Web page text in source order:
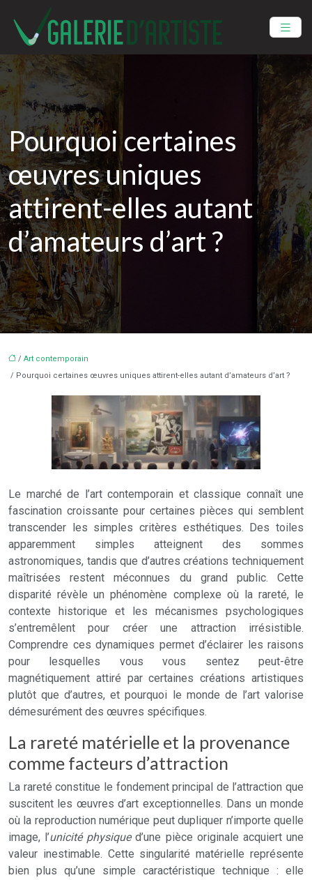
Pourquoi certaines
œuvres uniques
attirent-elles autant
d’amateurs d’art ?
/ Art contemporain
/ Pourquoi certaines œuvres uniques attirent-elles autant d’amateurs d’art ?
Le marché de l’art contemporain et classique connaît une
fascination croissante pour certaines pièces qui semblent
transcender les simples critères esthétiques. Des toiles
apparemment simples atteignent des sommes
astronomiques, tandis que d’autres créations techniquement
maîtrisées restent méconnues du grand public. Cette
disparité révèle un phénomène complexe où la rareté, le
contexte historique et les mécanismes psychologiques
s’entremêlent pour créer une attraction irrésistible.
Comprendre ces dynamiques permet d’éclairer les raisons
pour lesquelles vous vous sentez peut-être
magnétiquement attiré par certaines créations artistiques
plutôt que d’autres, et pourquoi le monde de l’art valorise
démesurément des œuvres spécifiques.
La rareté matérielle et la provenance
comme facteurs d’attraction
La rareté constitue le fondement principal de l’attraction que
suscitent les œuvres d’art exceptionnelles. Dans un monde
où la reproduction numérique peut dupliquer n’importe quelle
image, l’unicité physiqued’une pièce originale acquiert une
valeur inestimable. Cette singularité matérielle représente
bien plus qu’une simple caractéristique technique : elle